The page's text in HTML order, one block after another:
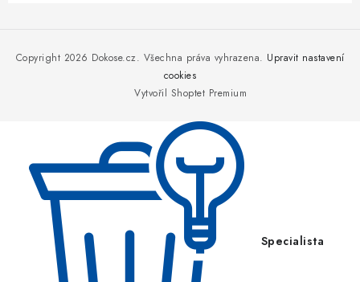
Vytvořil Shoptet Premium
Copyright 2026 Dokose.cz. Všechna práva vyhrazena. Upravit nastavení
cookies
Specialista